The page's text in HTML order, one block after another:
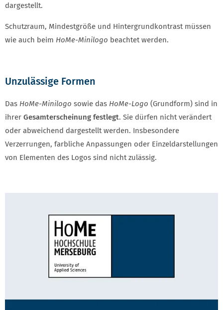
dargestellt.
Schutzraum, Mindest­größe und Hintergrund­kontrast müssen
wie auch beim HoMe-Minilogo beachtet werden.
Unzulässige Formen
Das HoMe-Minilogo sowie das HoMe-Logo (Grundform) sind in
ihrer Gesamt­erscheinung festlegt. Sie dürfen nicht verändert
oder abweichend dargestellt werden. Insbesondere
Verzerrungen, farbliche Anpassungen oder Einzel­darstellungen
von Elementen des Logos sind nicht zulässig.